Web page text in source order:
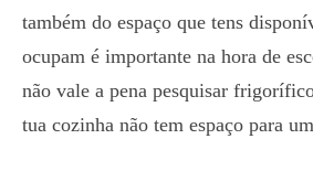
também do espaço que tens
ocupam é importante na hora de
não vale a pena pesquisar
tua cozinha não tem espaço para